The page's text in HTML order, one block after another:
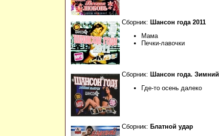
Сборник: Шансон года 2011
Мама
Печки-лавочки
Сборник: Шансон года.
Где-то осень далеко
Сборник: Блатной удар